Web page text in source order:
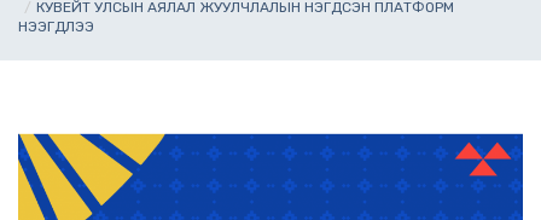
КУВЕЙТ УЛСЫН АЯЛАЛ ЖУУЛЧЛАЛЫН НЭГДСЭН ПЛАТФОРМ
НЭЭГДЛЭЭ